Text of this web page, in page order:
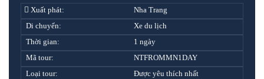
Xuất phát:
Nha Trang
Di chuyển:
Xe du lịch
Thời gian:
1 ngày
Mã tour:
NTFROMMN1DAY
Loại tour:
Được yêu thích nhất